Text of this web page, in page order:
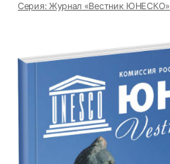
Серия: Журнал «Вестник ЮНЕСКО»